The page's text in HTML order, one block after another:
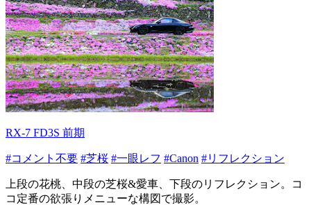
RX-7 FD3S 前期
#コメント不要 #芝桜 #一眼レフ #Canon #リフレクション
上段の花桃、中段の芝桜&愛車、下段のリフレクション。コ
コ定番の欲張りメニューな構図で撮影。